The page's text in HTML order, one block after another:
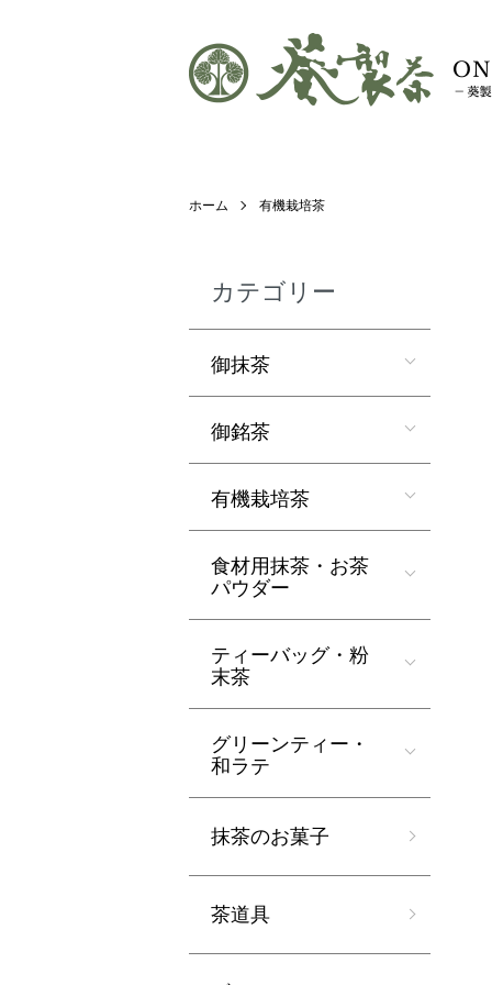
ホーム 有機栽培茶
カテゴリー
御抹茶
御銘茶
有機栽培茶
食材用抹茶・お茶
パウダー
ティーバッグ・粉
末茶
グリーンティー・
和ラテ
抹茶のお菓子
茶道具